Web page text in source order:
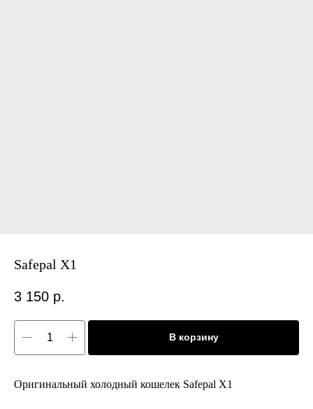
Safepal X1
3 150 р.
В корзину
Оригинальный холодный кошелек Safepal X1